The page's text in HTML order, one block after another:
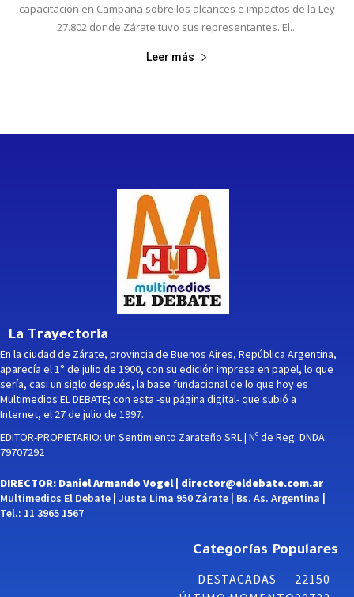
capacitación en Campana sobre los alcances e impactos de la Ley
27.802 donde Zárate tuvo sus representantes. El...
Leer más
La Trayectoria
En la ciudad de Zárate, provincia de Buenos Aires, República Argentina,
aparecía el 1° de julio de 1900, con su edición impresa en papel, lo que
sería, casi un siglo después, la base fundacional de lo que hoy es
Multimedios EL DEBATE; con esta -su página digital- que subió a
Internet, el 27 de julio de 1997.
EDITOR-PROPIETARIO: Un Sentimiento Zarateño SRL | Nº de Reg. DNDA:
79707292
DIRECTOR: Daniel Armando Vogel | director@eldebate.com.ar
Multimedios El Debate | Justa Lima 950 Zárate | Bs. As. Argentina |
Tel.: 11 3965 1567
Categorías Populares
DESTACADAS
22150